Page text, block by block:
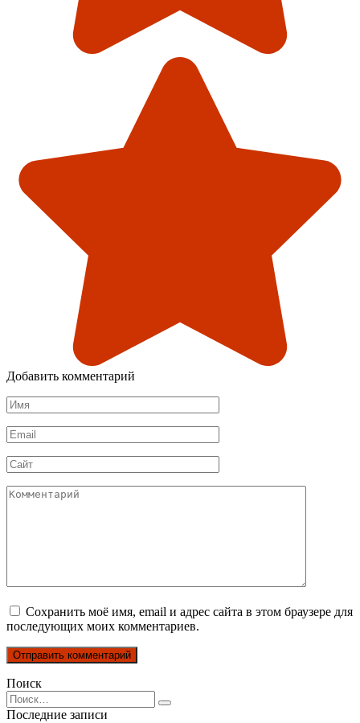
Добавить комментарий
Имя
*
Email
*
Сайт
Комментарий
Сохранить моё имя, email и адрес сайта в этом браузере для
последующих моих комментариев.
Поиск
Search
for:
Последние записи